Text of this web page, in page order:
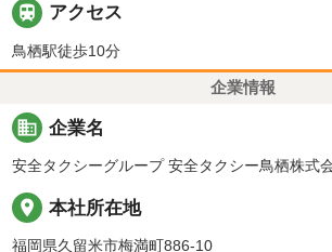
 アクセス
鳥栖駅徒歩10分
企業情報
business 企業名
安全タクシーグループ 安全タクシー鳥栖株式
place 本社所在地
福岡県久留米市梅満町886-10